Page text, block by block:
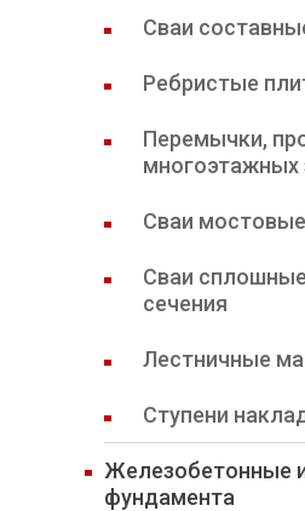
Сваи
Ребристые
Перемычки,
многоэтажных
Сваи мостовые
Сваи
сечения
Лестничные
Ступени
Железобетонные изделия для
фундамента